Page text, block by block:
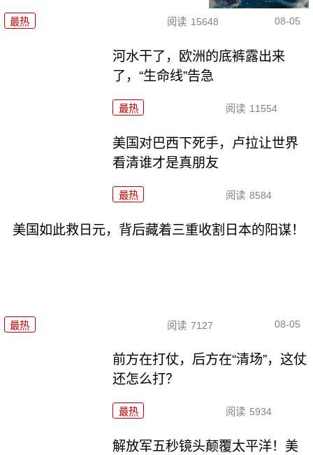
最热 阅读 15648 08-05
河水干了，欧洲的底裤露出来
了，“生命线”告急
最热 阅读 11554
美国对巴西下死手，卢拉让世界
看清谁才是真朋友
最热 阅读 8584
美国如此救日元，背后藏着三重收割日本的阳谋！
最热 阅读 7127 08-05
前方在打仗，后方在“清场”，这仗
还怎么打？
最热 阅读 5934
解放军五秒镜头颠覆太平洋！美